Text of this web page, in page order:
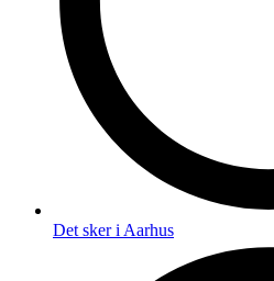
Det sker i Aarhus